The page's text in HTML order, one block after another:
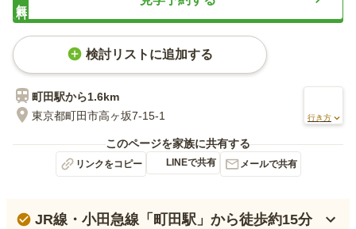
検討リストに追加する
町田駅から1.6km
東京都町田市高ヶ坂7-15-1
行き方
このページを家族に共有する
リンクをコピー LINEで共有 メールで共有
JR線・小田急線「町田駅」から徒歩約15分